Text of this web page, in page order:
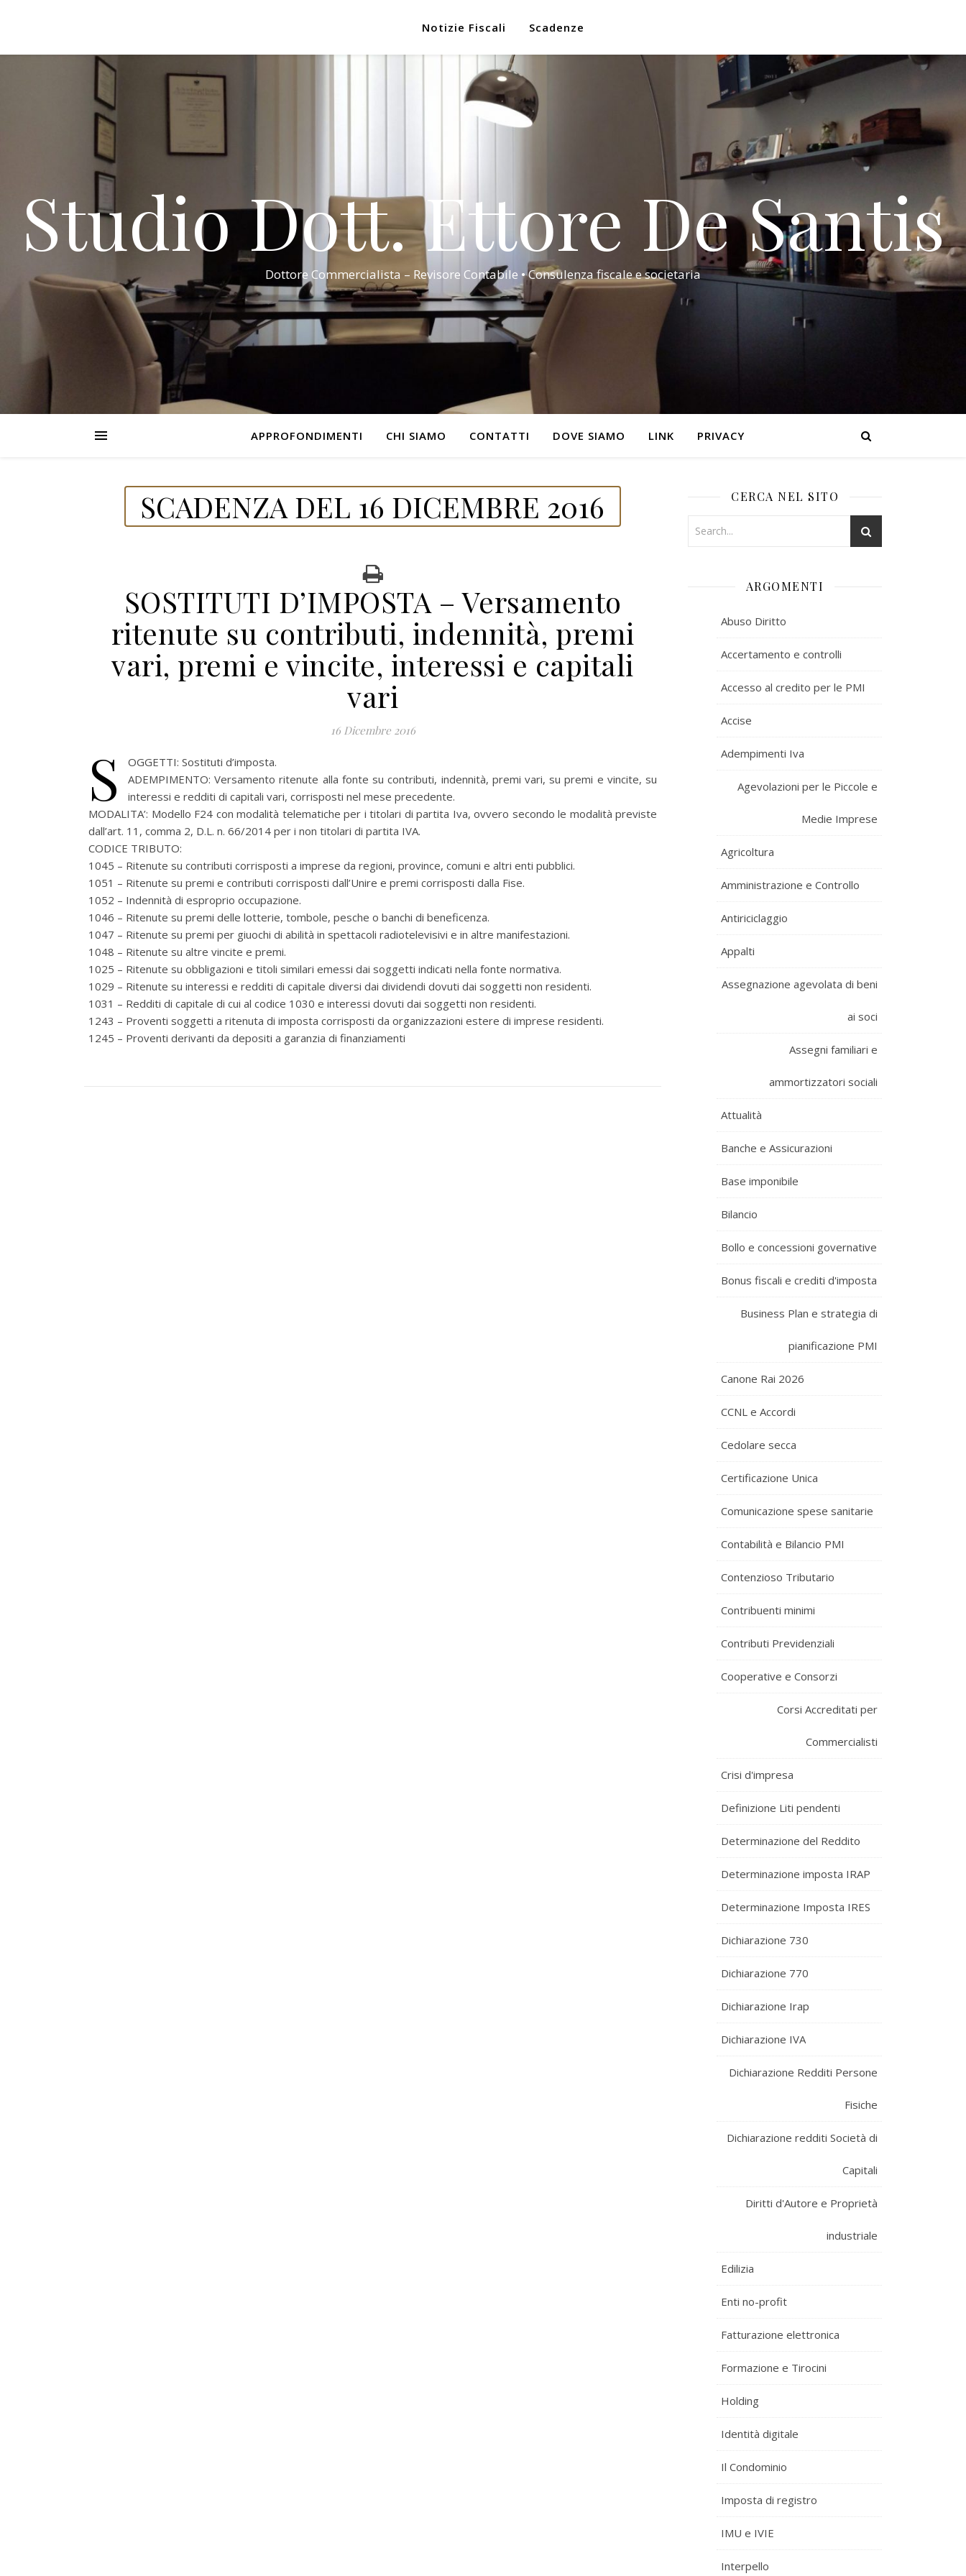
Notizie Fiscali Scadenze
Studio Dott. Ettore De Santis
Dottore Commercialista – Revisore Contabile • Consulenza fiscale e societaria
APPROFONDIMENTI CHI SIAMO CONTATTI DOVE SIAMO LINK PRIVACY
SCADENZA DEL 16 DICEMBRE 2016
SOSTITUTI D’IMPOSTA – Versamento
ritenute su contributi, indennità, premi
vari, premi e vincite, interessi e capitali
vari
16 Dicembre 2016
S
OGGETTI: Sostituti d’imposta.
ADEMPIMENTO: Versamento ritenute alla fonte su contributi, indennità, premi vari, su premi e vincite, su
interessi e redditi di capitali vari, corrisposti nel mese precedente.
MODALITA’: Modello F24 con modalità telematiche per i titolari di partita Iva, ovvero secondo le modalità previste
dall’art. 11, comma 2, D.L. n. 66/2014 per i non titolari di partita IVA.
CODICE TRIBUTO:
1045 – Ritenute su contributi corrisposti a imprese da regioni, province, comuni e altri enti pubblici.
1051 – Ritenute su premi e contributi corrisposti dall’Unire e premi corrisposti dalla Fise.
1052 – Indennità di esproprio occupazione.
1046 – Ritenute su premi delle lotterie, tombole, pesche o banchi di beneficenza.
1047 – Ritenute su premi per giuochi di abilità in spettacoli radiotelevisivi e in altre manifestazioni.
1048 – Ritenute su altre vincite e premi.
1025 – Ritenute su obbligazioni e titoli similari emessi dai soggetti indicati nella fonte normativa.
1029 – Ritenute su interessi e redditi di capitale diversi dai dividendi dovuti dai soggetti non residenti.
1031 – Redditi di capitale di cui al codice 1030 e interessi dovuti dai soggetti non residenti.
1243 – Proventi soggetti a ritenuta di imposta corrisposti da organizzazioni estere di imprese residenti.
1245 – Proventi derivanti da depositi a garanzia di finanziamenti
CERCA NEL SITO
ARGOMENTI
Abuso Diritto
Accertamento e controlli
Accesso al credito per le PMI
Accise
Adempimenti Iva
Agevolazioni per le Piccole e
Medie Imprese
Agricoltura
Amministrazione e Controllo
Antiriciclaggio
Appalti
Assegnazione agevolata di beni
ai soci
Assegni familiari e
ammortizzatori sociali
Attualità
Banche e Assicurazioni
Base imponibile
Bilancio
Bollo e concessioni governative
Bonus fiscali e crediti d'imposta
Business Plan e strategia di
pianificazione PMI
Canone Rai 2026
CCNL e Accordi
Cedolare secca
Certificazione Unica
Comunicazione spese sanitarie
Contabilità e Bilancio PMI
Contenzioso Tributario
Contribuenti minimi
Contributi Previdenziali
Cooperative e Consorzi
Corsi Accreditati per
Commercialisti
Crisi d'impresa
Definizione Liti pendenti
Determinazione del Reddito
Determinazione imposta IRAP
Determinazione Imposta IRES
Dichiarazione 730
Dichiarazione 770
Dichiarazione Irap
Dichiarazione IVA
Dichiarazione Redditi Persone
Fisiche
Dichiarazione redditi Società di
Capitali
Diritti d'Autore e Proprietà
industriale
Edilizia
Enti no-profit
Fatturazione elettronica
Formazione e Tirocini
Holding
Identità digitale
Il Condominio
Imposta di registro
IMU e IVIE
Interpello